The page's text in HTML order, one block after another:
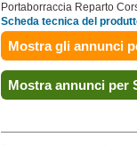
Portaborraccia Reparto
Scheda tecnica del
Mostra gli annunci
Mostra annunci per